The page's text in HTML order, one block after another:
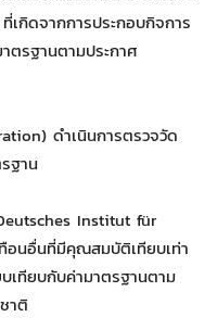
เกิดจากการประกอบกิจการ
ตรฐานตามประกาศ
ดำเนินการตรวจวัด
ฐาน
Institut für
อนอื่นที่มีคุณสมบัติเทียบเท่า
เทียบกับค่ามาตรฐานตาม
าติ